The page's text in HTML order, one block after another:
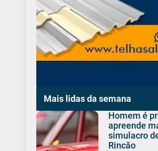
Mais lidas da semana
Homem é
apreende
simulacro
Rincão